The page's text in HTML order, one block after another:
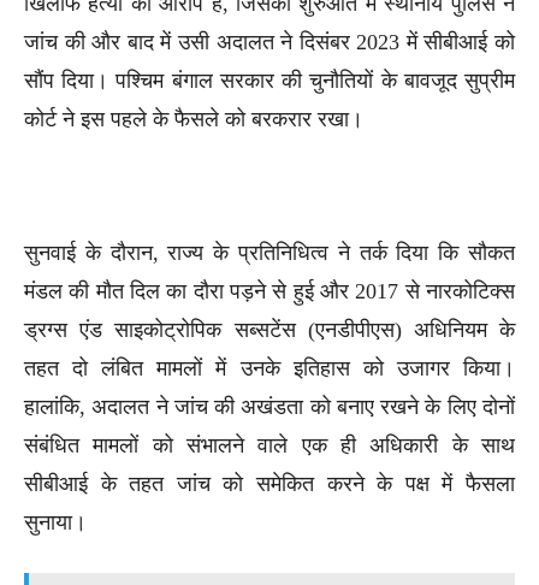
जांच की और बाद में उसी अदालत ने दिसंबर 2023 में सीबीआई को
सौंप दिया। पश्चिम बंगाल सरकार की चुनौतियों के बावजूद सुप्रीम
कोर्ट ने इस पहले के फैसले को बरकरार रखा।
सुनवाई के दौरान, राज्य के प्रतिनिधित्व ने तर्क दिया कि सौकत
मंडल की मौत दिल का दौरा पड़ने से हुई और 2017 से नारकोटिक्स
ड्रग्स एंड साइकोट्रोपिक सब्सटेंस (एनडीपीएस) अधिनियम के
तहत दो लंबित मामलों में उनके इतिहास को उजागर किया।
हालांकि, अदालत ने जांच की अखंडता को बनाए रखने के लिए दोनों
संबंधित मामलों को संभालने वाले एक ही अधिकारी के साथ
सीबीआई के तहत जांच को समेकित करने के पक्ष में फैसला
सुनाया।